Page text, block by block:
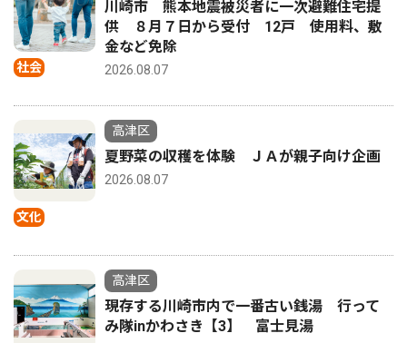
社会
川崎市 熊本地震被災者に一次避難住宅提
供 ８月７日から受付 12戸 使用料、敷
金など免除
2026.08.07
文化
高津区
夏野菜の収穫を体験 ＪＡが親子向け企画
2026.08.07
高津区
現存する川崎市内で一番古い銭湯 行って
み隊inかわさき【3】 富士見湯